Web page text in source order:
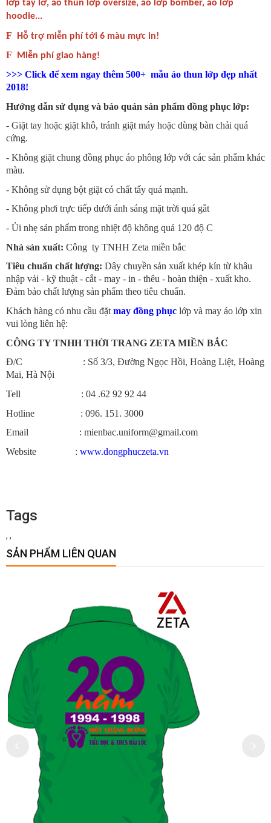
lớp tay lỡ, áo thun lớp oversize, áo lớp bomber, áo lớp
hoodie...
F Hỗ trợ miễn phí tới 6 màu mực in!
F Miễn phí giao hàng!
>>> Click để xem ngay thêm 500+ mẫu áo thun lớp đẹp nhất
2018!
Hướng dẫn sử dụng và bảo quản sản phẩm đồng phục lớp:
- Giặt tay hoặc giặt khô, tránh giặt máy hoặc dùng bàn chải quá
cứng.
- Không giặt chung đồng phục áo phông lớp với các sản phẩm khác
màu.
- Không sử dụng bột giặt có chất tẩy quá mạnh.
- Không phơi trực tiếp dưới ánh sáng mặt trời quá gắt
- Ủi nhẹ sản phẩm trong nhiệt độ không quá 120 độ C
Nhà sản xuất: Công ty TNHH Zeta miền bắc
Tiêu chuẩn chất lượng: Dây chuyền sản xuất khép kín từ khâu
nhập vải - kỹ thuật - cắt - may - in - thêu - hoàn thiện - xuất kho.
Đảm bảo chất lượng sản phẩm theo tiêu chuẩn.
Khách hàng có nhu cầu đặt may đồng phục lớp và may áo lớp xin
vui lòng liên hệ:
CÔNG TY TNHH THỜI TRANG ZETA MIỀN BẮC
Đ/C : Số 3/3, Đường Ngọc Hồi, Hoàng Liệt, Hoàng
Mai, Hà Nội
Tell : 04 .62 92 92 44
Hotline : 096. 151. 3000
Email : mienbac.uniform@gmail.com
Website : www.dongphuczeta.vn
Tags
, ,
SẢN PHẨM LIÊN QUAN